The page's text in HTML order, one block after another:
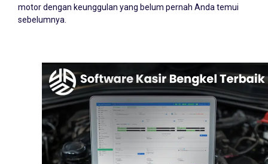
motor dengan keunggulan yang belum pernah Anda temui
sebelumnya.